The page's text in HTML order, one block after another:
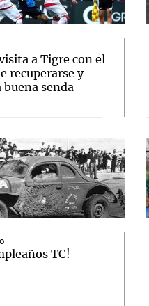
a Tigre con el
recuperarse y
buena senda
TC!
Notas
Cadena 3 en Groenlandia